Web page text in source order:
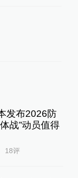
发布2026防
战”动员值得
18评